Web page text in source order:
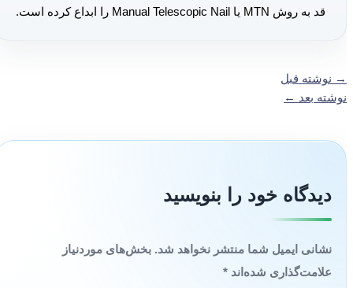
قد به روش MTN یا Manual Telescopic Nail را ابداع کرده است.
→نوشته قبل
نوشته بعد←
دیدگاه‌ خود را بنویسید
نشانی ایمیل شما منتشر نخواهد شد. بخش‌های موردنیاز
علامت‌گذاری شده‌اند*